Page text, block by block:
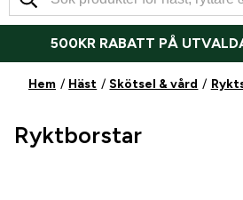
500KR RABATT PÅ
Hem Häst Skötsel & vård
Ryktborstar